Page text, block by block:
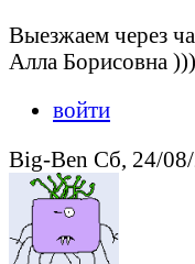
Выезжаем через
Алла Борисовна )))
войти
Big-Ben Сб, 24/